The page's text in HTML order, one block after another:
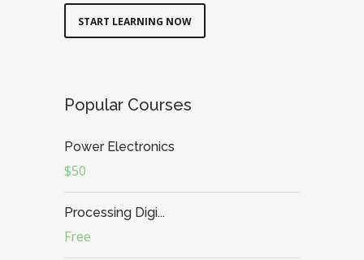
START LEARNING NOW
Popular Courses
Power Electronics
$50
Processing Digi...
Free